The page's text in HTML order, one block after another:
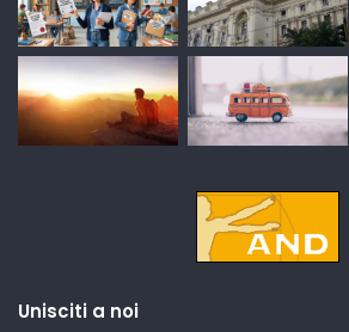
Unisciti a noi